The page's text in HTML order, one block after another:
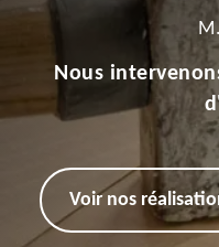
Nous
Voir nos